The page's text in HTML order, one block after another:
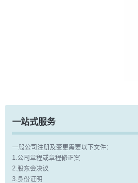
一站式服务
一般公司注册及变更需要以下文件：
1.公司章程或章程修正案
2.股东会决议
3.身份证明